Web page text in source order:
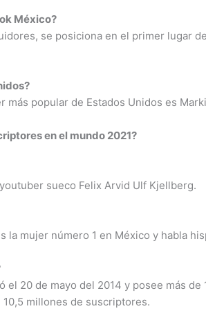
México?
se posiciona en el primer lugar
más popular de Estados Unidos es
en el mundo 2021?
sueco Felix Arvid Ulf Kjellberg.
mujer número 1 en México y habla
el 20 de mayo del 2014 y posee más
millones de suscriptores.